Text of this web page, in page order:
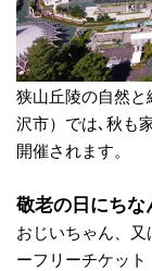
狭山丘陵の自然
沢市）では､秋も
開催されます。
敬老の日にち
おじいちゃん、
ーフリーチケッ